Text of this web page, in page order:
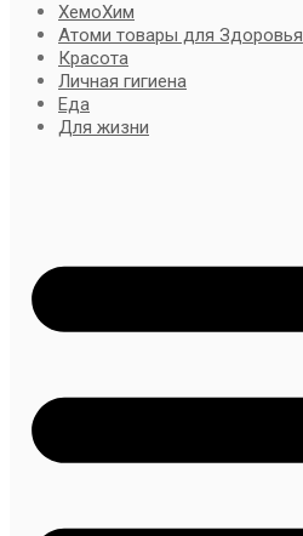
ХемоХим
Атоми товары для Здоровья
Красота
Личная гигиена
Еда
Для жизни